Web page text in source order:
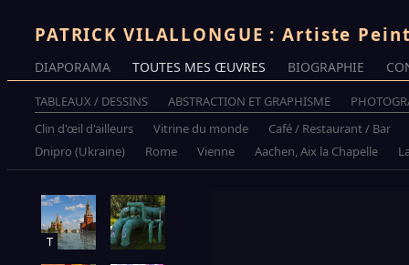
PATRICK VILALLONGUE : Artiste
DIAPORAMA TOUTES MES ŒUVRES BIOGRAPHIE
TABLEAUX / DESSINS ABSTRACTION ET GRAPHISME
Clin d'œil d'ailleurs
Vitrine du monde
Café / Restaurant / Bar
Dnipro (Ukraine)
Rome Vienne Aachen, Aix la Chapelle
T